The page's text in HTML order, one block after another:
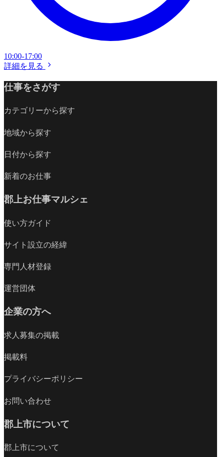
10:00-17:00
詳細を見る
仕事をさがす
カテゴリーから探す
地域から探す
日付から探す
新着のお仕事
郡上お仕事マルシェ
使い方ガイド
サイト設立の経緯
専門人材登録
運営団体
企業の方へ
求人募集の掲載
掲載料
プライバシーポリシー
お問い合わせ
郡上市について
郡上市について